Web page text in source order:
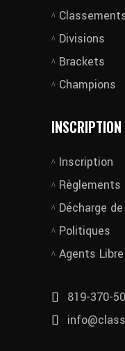
Divisions
Brackets
Champions
INSCRIPTION
Inscription
Règlements
Décharge
Politiques
Agents Libre
819-370-